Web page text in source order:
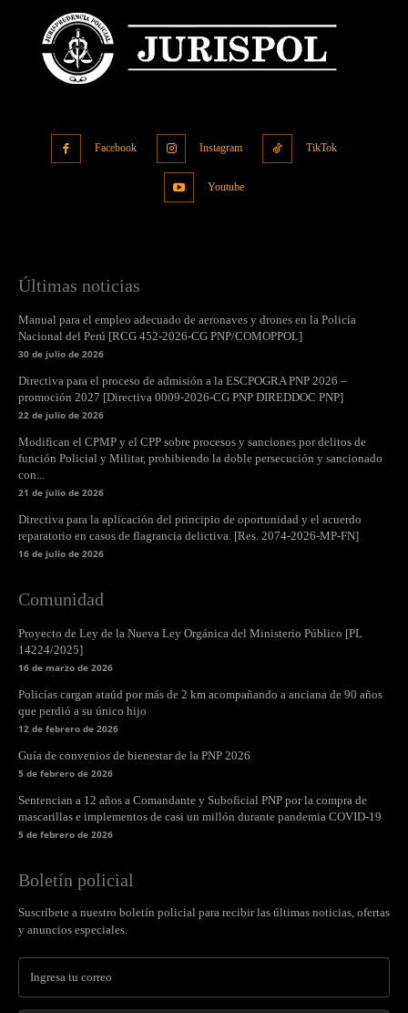
Facebook Instagram TikTok
Youtube
Últimas noticias
Manual para el empleo adecuado de aeronaves y drones en la Policía
Nacional del Perú [RCG 452-2026-CG PNP/COMOPPOL]
30 de julio de 2026
Directiva para el proceso de admisión a la ESCPOGRA PNP 2026 –
promoción 2027 [Directiva 0009-2026-CG PNP DIREDDOC PNP]
22 de julio de 2026
Modifican el CPMP y el CPP sobre procesos y sanciones por delitos de
función Policial y Militar, prohibiendo la doble persecución y sancionado
con...
21 de julio de 2026
Directiva para la aplicación del principio de oportunidad y el acuerdo
reparatorio en casos de flagrancia delictiva. [Res. 2074-2026-MP-FN]
16 de julio de 2026
Comunidad
Proyecto de Ley de la Nueva Ley Orgánica del Ministerio Público [PL
14224/2025]
16 de marzo de 2026
Policías cargan ataúd por más de 2 km acompañando a anciana de 90 años
que perdió a su único hijo
12 de febrero de 2026
Guía de convenios de bienestar de la PNP 2026
5 de febrero de 2026
Sentencian a 12 años a Comandante y Suboficial PNP por la compra de
mascarillas e implementos de casi un millón durante pandemia COVID-19
5 de febrero de 2026
Boletín policial
Suscríbete a nuestro boletín policial para recibir las últimas noticias, ofertas
y anuncios especiales.